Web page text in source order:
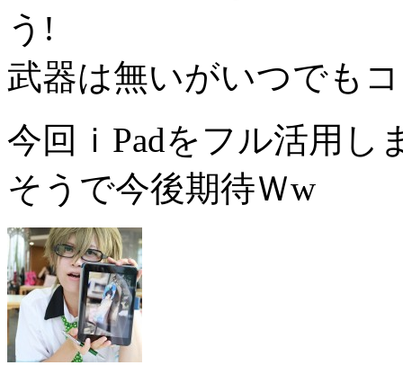
う!
武器は無いがいつでも
今回ｉPadをフル活用し
そうで今後期待Ｗw